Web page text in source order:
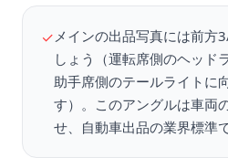
✓メインの出品写真には前方
しょう（運転席側のヘッド
助手席側のテールライトに
す）。このアングルは車両
せ、自動車出品の業界標準で